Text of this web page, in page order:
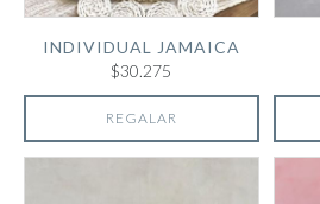
INDIVIDUAL JAMAICA
$30.275
REGALAR